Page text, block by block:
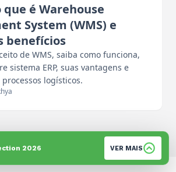
que é Warehouse
System (WMS) e
benefícios
de WMS, saiba como funciona,
sistema ERP, suas vantagens e
logísticos.
2026 VER MAIS